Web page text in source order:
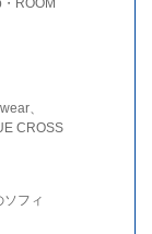
、
CROSS
フィ